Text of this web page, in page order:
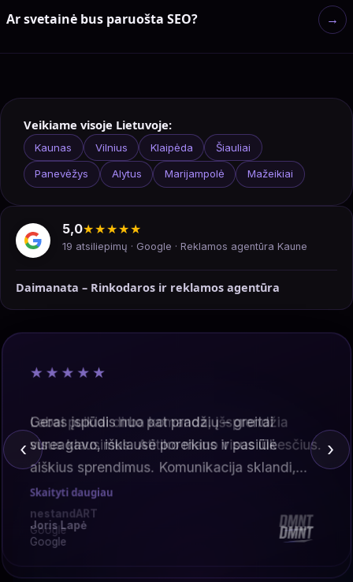
Ar svetainė bus paruošta SEO? →
Veikiame visoje Lietuvoje:
Kaunas Vilnius Klaipėda Šiauliai
Panevėžys Alytus Marijampolė Mažeikiai
5,0★★★★★
19 atsiliepimų · Google · Reklamos agentūra Kaune
Daimanata – Rinkodaros ir reklamos agentūra
‹
★★★★★
Geras įspūdis nuo pat pradžių – greitai
sureagavo, išklausė poreikius ir pasiūlė
aiškius sprendimus. Komunikacija sklandi,
matosi, kad supranta savo sritį.
Rekomenduoju.
Skaityti daugiau
Joris Lapė
Google
›